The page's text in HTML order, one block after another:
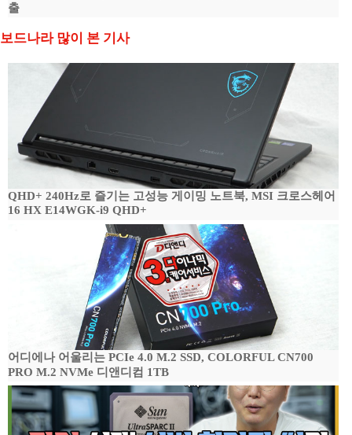
출
보드나라 많이 본 기사
QHD+ 240Hz로 즐기는 고성능 게이밍 노트북, MSI 크로스헤어
16 HX E14WGK-i9 QHD+
어디에나 어울리는 PCIe 4.0 M.2 SSD, COLORFUL CN700
PRO M.2 NVMe 디앤디컴 1TB